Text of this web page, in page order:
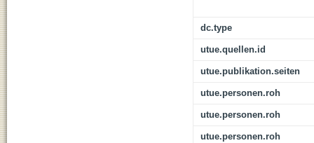
dc.type
utue.quellen.id
utue.publikation.seiten
utue.personen.roh
utue.personen.roh
utue.personen.roh